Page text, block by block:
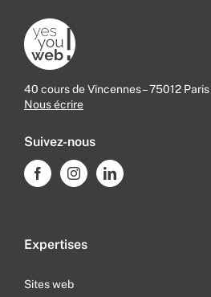
40 cours de Vincennes – 75012 Paris
Nous écrire
Suivez-nous
Expertises
Sites web